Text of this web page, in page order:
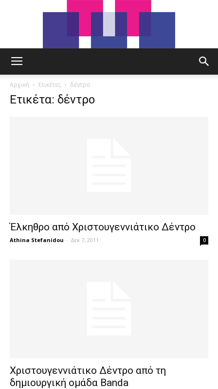
Αρχική Ετικέτες δέντρο
Ετικέτα: δέντρο
Έλκηθρο από Χριστουγεννιάτικο Δέντρο
Athina Stefanidou - Δεκ 7, 2011 0
Χριστουγεννιάτικο Δέντρο από τη
δημιουργική ομάδα Banda